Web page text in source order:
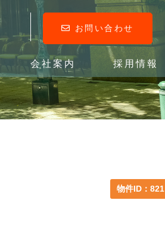
お問い合わせ
会社案内 採用情報
物件ID：821